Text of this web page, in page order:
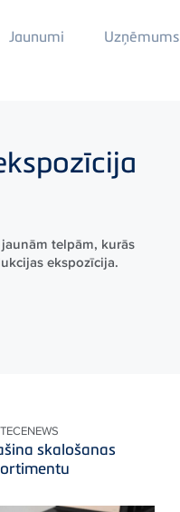
Jaunumi Main
Menu
Uzņēmums
telpām, kurās
ekspozīcija.
skalošanas